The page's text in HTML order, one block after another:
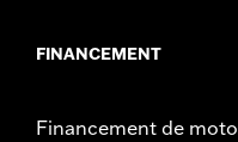
FINANCEMENT
Financement de moto